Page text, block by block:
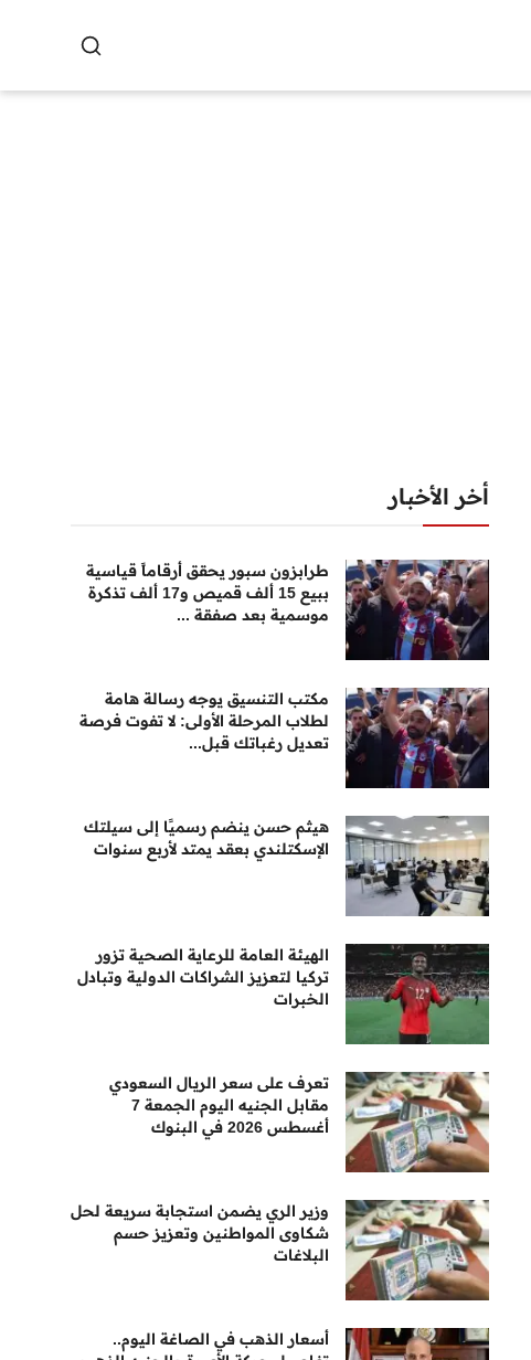
أخر الأخبار
طرابزون سبور يحقق أرقاماً قياسية
ببيع 15 ألف قميص و17 ألف تذكرة
موسمية بعد صفقة ...
مكتب التنسيق يوجه رسالة هامة
لطلاب المرحلة الأولى: لا تفوت فرصة
تعديل رغباتك قبل...
هيثم حسن ينضم رسميًا إلى سيلتك
الإسكتلندي بعقد يمتد لأربع سنوات
الهيئة العامة للرعاية الصحية تزور
تركيا لتعزيز الشراكات الدولية وتبادل
الخبرات
تعرف على سعر الريال السعودي
مقابل الجنيه اليوم الجمعة 7
أغسطس 2026 في البنوك
وزير الري يضمن استجابة سريعة لحل
شكاوى المواطنين وتعزيز حسم
البلاغات
أسعار الذهب في الصاغة اليوم..